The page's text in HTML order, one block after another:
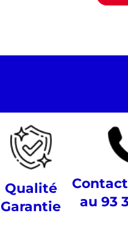
Qualité
Garantie
au 93